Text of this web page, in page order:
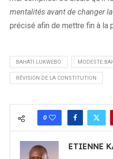
mentalités avant de changer
précisé afin de mettre fin à la
BAHATI LUKWEBO MODESTE
RÉVISION DE LA CONSTITUTION
0
ETIENNE